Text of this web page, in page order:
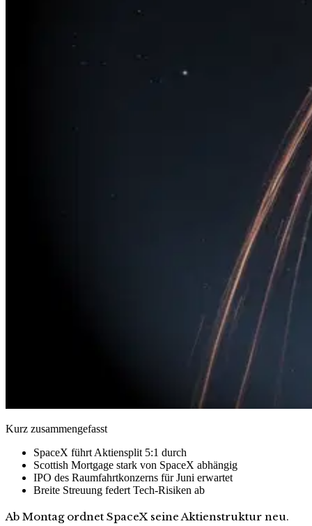
Kurz zusammengefasst
SpaceX führt Aktiensplit 5:1 durch
Scottish Mortgage stark von SpaceX abhängig
IPO des Raumfahrtkonzerns für Juni erwartet
Breite Streuung federt Tech-Risiken ab
Ab Montag ordnet SpaceX seine Aktienstruktur neu.